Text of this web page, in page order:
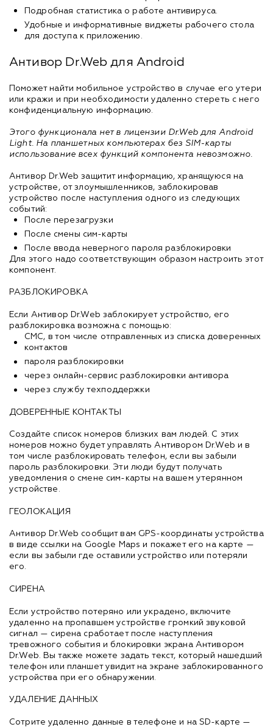
Подробная статистика о работе антивируса.
Удобные и информативные виджеты рабочего стола
для доступа к приложению.
Антивор Dr.Web для Android
Поможет найти мобильное устройство в случае его утери
или кражи и при необходимости удаленно стереть с него
конфиденциальную информацию.
Этого функционала нет в лицензии Dr.Web для Android
Light. На планшетных компьютерах без SIM-карты
использование всех функций компонента невозможно.
Антивор Dr.Web защитит информацию, хранящуюся на
устройстве, от злоумышленников, заблокировав
устройство после наступления одного из следующих
событий:
После перезагрузки
После смены сим-карты
После ввода неверного пароля разблокировки
Для этого надо соответствующим образом настроить этот
компонент.
РАЗБЛОКИРОВКА
Если Антивор Dr.Web заблокирует устройство, его
разблокировка возможна с помощью:
СМС, в том числе отправленных из списка доверенных
контактов
пароля разблокировки
через онлайн-сервис разблокировки антивора
через службу техподдержки
ДОВЕРЕННЫЕ КОНТАКТЫ
Создайте список номеров близких вам людей. С этих
номеров можно будет управлять Антивором Dr.Web и в
том числе разблокировать телефон, если вы забыли
пароль разблокировки. Эти люди будут получать
уведомления о смене сим-карты на вашем утерянном
устройстве.
ГЕОЛОКАЦИЯ
Антивор Dr.Web сообщит вам GPS-координаты устройства
в виде ссылки на Google Maps и покажет его на карте —
если вы забыли где оставили устройство или потеряли
его.
СИРЕНА
Если устройство потеряно или украдено, включите
удаленно на пропавшем устройстве громкий звуковой
сигнал — сирена сработает после наступления
тревожного события и блокировки экрана Антивором
Dr.Web. Вы также можете задать текст, который нашедший
телефон или планшет увидит на экране заблокированного
устройства при его обнаружении.
УДАЛЕНИЕ ДАННЫХ
Сотрите удаленно данные в телефоне и на SD-карте —